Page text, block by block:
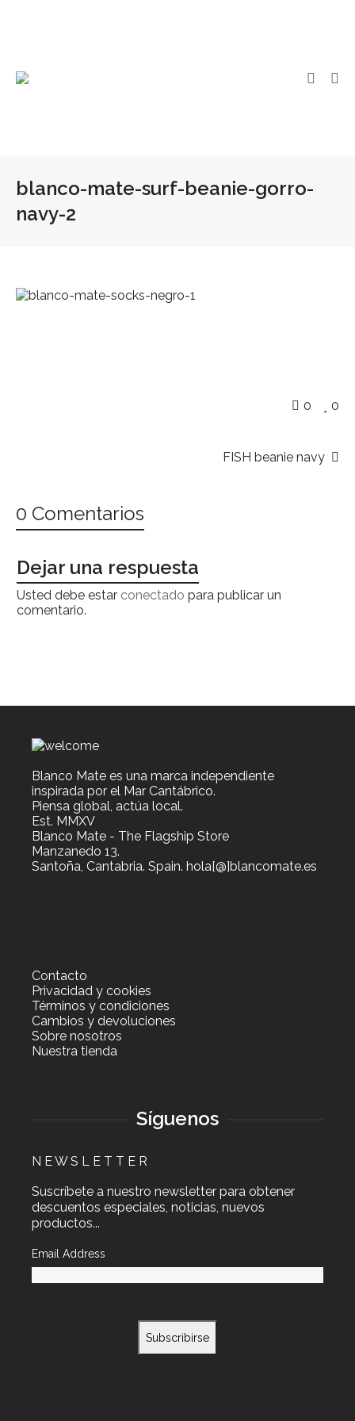
blanco-mate-surf-beanie-gorro-
navy-2
0
0
FISH beanie navy
0 Comentarios
Dejar una respuesta
Usted debe estar conectado para publicar un
comentario.
Blanco Mate es una marca independiente
inspirada por el Mar Cantábrico.
Piensa global, actúa local.
Est. MMXV
Blanco Mate - The Flagship Store
Manzanedo 13.
Santoña, Cantabria. Spain. hola[@]blancomate.es
Contacto
Privacidad y cookies
Términos y condiciones
Cambios y devoluciones
Sobre nosotros
Nuestra tienda
Síguenos
N E W S L E T T E R
Suscríbete a nuestro newsletter para obtener
descuentos especiales, noticias, nuevos
productos...
Email Address